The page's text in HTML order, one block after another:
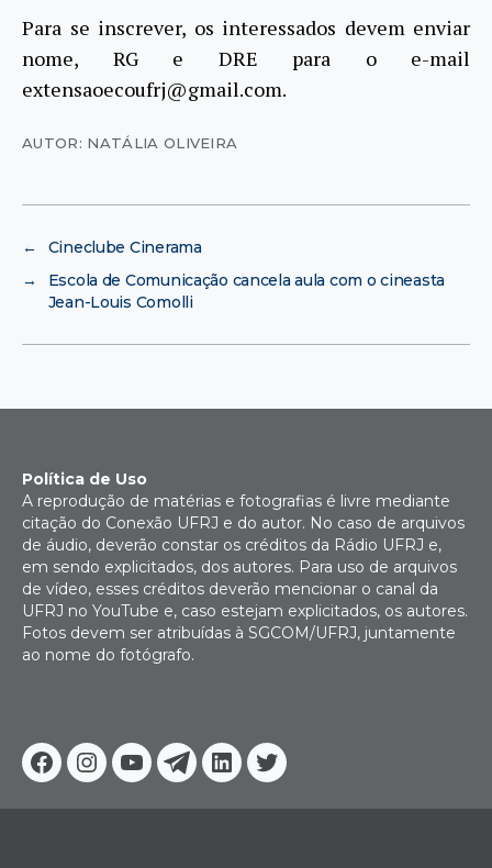
Para se inscrever, os interessados devem enviar
nome, RG e DRE para o e-mail
extensaoecoufrj@gmail.com.
AUTOR: NATÁLIA OLIVEIRA
←
Cineclube Cinerama
→
Escola de Comunicação cancela aula com o cineasta
Jean-Louis Comolli
Facebook
Instagram
YoutubeTelegram
Linkedin
Twitter
Política de Uso
A reprodução de matérias e fotografias é livre mediante
citação do Conexão UFRJ e do autor. No caso de arquivos
de áudio, deverão constar os créditos da Rádio UFRJ e,
em sendo explicitados, dos autores. Para uso de arquivos
de vídeo, esses créditos deverão mencionar o canal da
UFRJ no YouTube e, caso estejam explicitados, os autores.
Fotos devem ser atribuídas à SGCOM/UFRJ, juntamente
ao nome do fotógrafo.